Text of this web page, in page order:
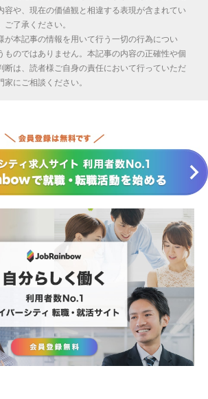
容や、現在の価値観と相違する表現が含まれてい
了承ください。
が本記事の情報を用いて行う一切の行為につい
ものではありません。本記事の内容の正確性や個
断は、読者様ご自身の責任において行っていただ
にご相談ください。